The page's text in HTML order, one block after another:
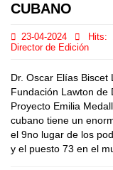
CUBANO
23-04-2024 Hits:
Director de Edición
Dr. Oscar Elías Biscet
Fundación Lawton de
Proyecto Emilia
cubano tiene un
el 9no lugar de los
y el puesto 73 en el